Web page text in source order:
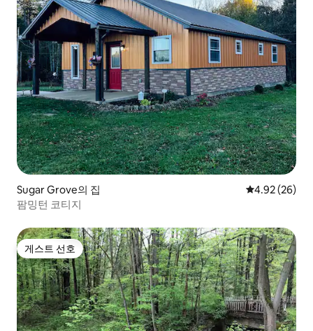
Sugar Grove의 집 평점 4.92점(5
4.92 (26)
팜밍턴 코티지
게스트 선호
게스트 선호